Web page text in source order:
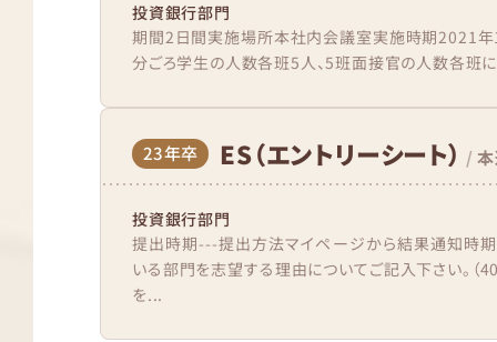
投資銀行部門
期間2日間実施場所本社内会議室実施時期2021
分ごろ学生の人数各班5人、5班面接官の人数各班
23年卒 ES（エントリーシート） /
投資銀行部門
提出時期---提出方法マイページから結果通知時
いる部門を志望する理由についてご記入下さい。（
を...